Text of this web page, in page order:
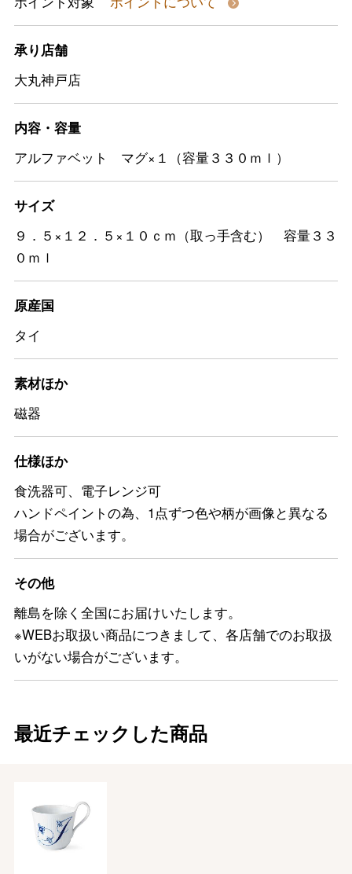
承り店舗
大丸神戸店
内容・容量
アルファベット マグ×１（容量３３０ｍｌ）
サイズ
９．５×１２．５×１０ｃｍ（取っ手含む） 容量３３
０ｍｌ
原産国
タイ
素材ほか
磁器
仕様ほか
食洗器可、電子レンジ可
ハンドペイントの為、1点ずつ色や柄が画像と異なる
場合がございます。
その他
離島を除く全国にお届けいたします。
※WEBお取扱い商品につきまして、各店舗でのお取扱
いがない場合がございます。
最近チェックした商品